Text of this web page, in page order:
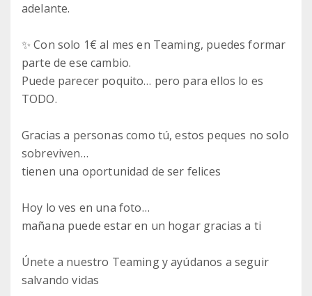
adelante.
✨ Con solo 1€ al mes en Teaming, puedes formar
parte de ese cambio.
Puede parecer poquito… pero para ellos lo es
TODO.
Gracias a personas como tú, estos peques no solo
sobreviven…
tienen una oportunidad de ser felices
Hoy lo ves en una foto…
mañana puede estar en un hogar gracias a ti
Únete a nuestro Teaming y ayúdanos a seguir
salvando vidas